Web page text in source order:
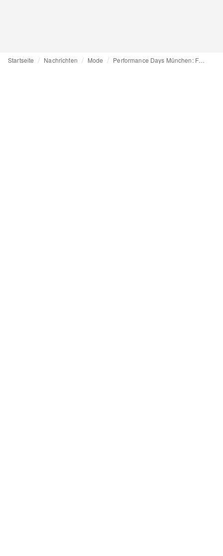
Startseite Nachrichten Mode Performance Days München: Funktionsstoffe zwischen Performance und Nachhaltigkeit